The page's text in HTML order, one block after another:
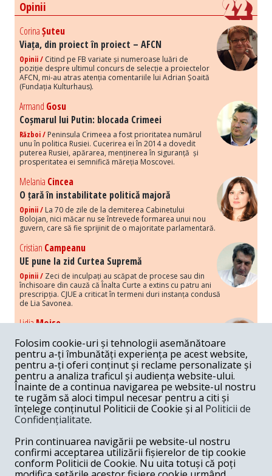
Opinii
CorinaȘuteu
Viața, din proiect în proiect – AFCN
Opinii / Citind pe FB variate și numeroase luări de
poziție despre ultimul concurs de selecție a proiectelor
AFCN, mi-au atras atenția comentariile lui Adrian Șoaită
(Fundația Kulturhaus).
Armand Gosu
Coșmarul lui Putin: blocada Crimeei
Război / Peninsula Crimeea a fost prioritatea numărul
unu în politica Rusiei. Cucerirea ei în 2014 a dovedit
puterea Rusiei, apărarea, menținerea în siguranță și
prosperitatea ei semnifică măreția Moscovei.
Melania Cincea
O țară în instabilitate politică majoră
Opinii / La 70 de zile de la demiterea Cabinetului
Bolojan, nici măcar nu se întrevede formarea unui nou
guvern, care să fie sprijinit de o majoritate parlamentară.
Cristian Campeanu
UE pune la zid Curtea Supremă
Opinii / Zeci de inculpați au scăpat de procese sau din
închisoare din cauză că Înalta Curte a extins cu patru ani
prescripția. CJUE a criticat în termeni duri instanța condusă
de Lia Savonea.
LidiaMoise
Costurile economice ale haosului politic
Opinii / Economia nu poate rezista cu retorica falsă a
susținerii intereselor poporului, care, de fapt, ascunde
obsesia menținerii privilegiilor și a averilor unor caste.
Melania Cincea
Noi puseuri de xenofobie din partea românilor
„neaoși”
Periodic, în spațiul public sunt voci care lansează
mesaje xenofobe la adresa câte unui politician care deranjează un
anumit grup politico-mediatic, într-un anumit moment.
ArmandGosu
Folosim cookie-uri și tehnologii asemănătoare
pentru a-ți îmbunătăți experiența pe acest website,
pentru a-ți oferi conținut și reclame personalizate și
pentru a analiza traficul și audiența website-ului.
Înainte de a continua navigarea pe website-ul nostru
te rugăm să aloci timpul necesar pentru a citi și
înțelege conținutul Politicii de Cookie și al Politicii de
Confidențialitate.
Prin continuarea navigării pe website-ul nostru
confirmi acceptarea utilizării fișierelor de tip cookie
conform Politicii de Cookie. Nu uita totuși că poți